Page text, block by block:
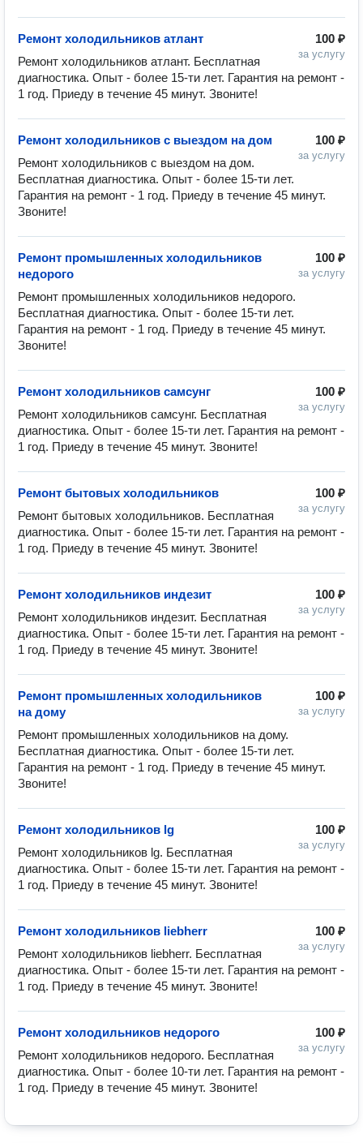
100 ₽
за услугу
Ремонт холодильников атлант
Ремонт холодильников атлант. Бесплатная
диагностика. Опыт - более 15-ти лет. Гарантия на ремонт -
1 год. Приеду в течение 45 минут. Звоните!
100 ₽
за услугу
Ремонт холодильников с выездом на дом
Ремонт холодильников с выездом на дом.
Бесплатная диагностика. Опыт - более 15-ти лет.
Гарантия на ремонт - 1 год. Приеду в течение 45 минут.
Звоните!
100 ₽
за услугу
Ремонт промышленных холодильников
недорого
Ремонт промышленных холодильников недорого.
Бесплатная диагностика. Опыт - более 15-ти лет.
Гарантия на ремонт - 1 год. Приеду в течение 45 минут.
Звоните!
100 ₽
за услугу
Ремонт холодильников самсунг
Ремонт холодильников самсунг. Бесплатная
диагностика. Опыт - более 15-ти лет. Гарантия на ремонт -
1 год. Приеду в течение 45 минут. Звоните!
100 ₽
за услугу
Ремонт бытовых холодильников
Ремонт бытовых холодильников. Бесплатная
диагностика. Опыт - более 15-ти лет. Гарантия на ремонт -
1 год. Приеду в течение 45 минут. Звоните!
100 ₽
за услугу
Ремонт холодильников индезит
Ремонт холодильников индезит. Бесплатная
диагностика. Опыт - более 15-ти лет. Гарантия на ремонт -
1 год. Приеду в течение 45 минут. Звоните!
100 ₽
за услугу
Ремонт промышленных холодильников
на дому
Ремонт промышленных холодильников на дому.
Бесплатная диагностика. Опыт - более 15-ти лет.
Гарантия на ремонт - 1 год. Приеду в течение 45 минут.
Звоните!
100 ₽
за услугу
Ремонт холодильников lg
Ремонт холодильников lg. Бесплатная
диагностика. Опыт - более 15-ти лет. Гарантия на ремонт -
1 год. Приеду в течение 45 минут. Звоните!
100 ₽
за услугу
Ремонт холодильников liebherr
Ремонт холодильников liebherr. Бесплатная
диагностика. Опыт - более 15-ти лет. Гарантия на ремонт -
1 год. Приеду в течение 45 минут. Звоните!
100 ₽
за услугу
Ремонт холодильников недорого
Ремонт холодильников недорого. Бесплатная
диагностика. Опыт - более 10-ти лет. Гарантия на ремонт -
1 год. Приеду в течение 45 минут. Звоните!